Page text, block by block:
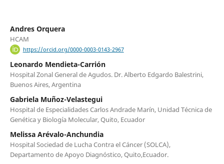
Andres Orquera
HCAM
https://orcid.org/0000-0003-0143-2967
Leonardo Mendieta-Carrión
Hospital Zonal General de Agudos. Dr. Alberto Edgardo Balestrini,
Buenos Aires, Argentina
Gabriela Muñoz-Velastegui
Hospital de Especialidades Carlos Andrade Marín, Unidad Técnica de
Genética y Biología Molecular, Quito, Ecuador
Melissa Arévalo-Anchundia
Hospital Sociedad de Lucha Contra el Cáncer (SOLCA),
Departamento de Apoyo Diagnóstico, Quito,Ecuador.